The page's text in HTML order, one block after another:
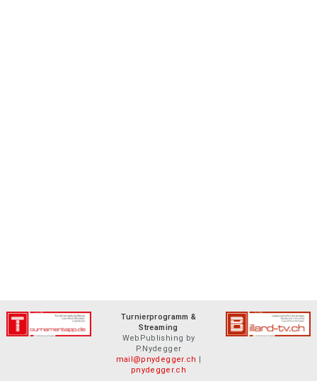
Turnierprogramm &
Streaming
WebPublishing by
P.Nydegger
mail@pnydegger.ch |
pnydegger.ch